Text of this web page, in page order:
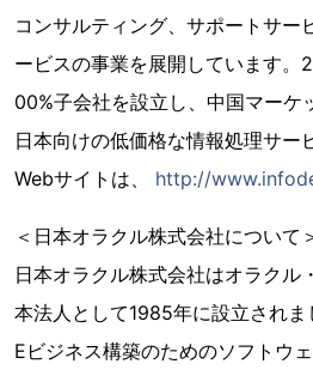
コンサルティング、サポートサー
ービスの事業を展開しています。
00%子会社を設立し、中国マーケ
日本向けの低価格な情報処理サー
Webサイトは、 http://
＜日本オラクル株式会社について
日本オラクル株式会社はオラクル
本法人として1985年に設立され
Eビジネス構築のためのソフトウ